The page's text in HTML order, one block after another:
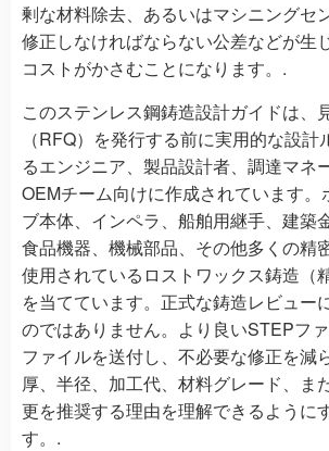
剰な材料除去、あるいはマシニングセ
修正しなければならない公差などが生
コストがかさむことになります。.
このステンレス鋼鋳造設計ガイドは、
（RFQ）を発行する前に実用的な設
るエンジニア、製品設計者、調達マネ
OEMチーム向けに作成されています。
ブ本体、インペラ、船舶用継手、建築
食品機器、機械部品、その他多くの精
使用されているロストワックス鋳造（
を当てています。正式な鋳造レビュー
のではありません。より良いSTEPフ
ファイルを送付し、不必要な修正を減
厚、半径、加工代、材料グレード、ま
更を推奨する理由を理解できるように
す。.